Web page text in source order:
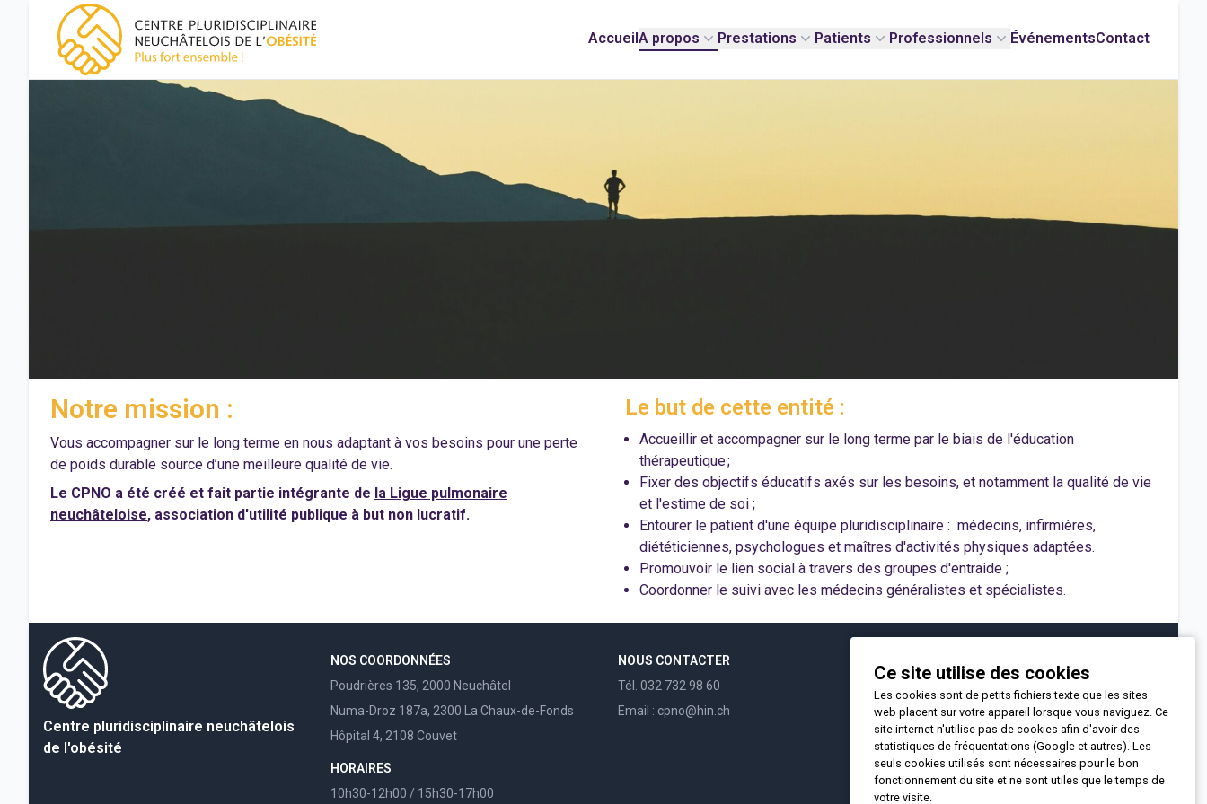
Ce site utilise des cookies
Les cookies sont de petits fichiers texte que les sites
web placent sur votre appareil lorsque vous naviguez. Ce
site internet n'utilise pas de cookies afin d'avoir des
statistiques de fréquentations (Google et autres). Les
seuls cookies utilisés sont nécessaires pour le bon
fonctionnement du site et ne sont utiles que le temps de
votre visite.
CPNO, centre pluridisciplinaire neuchâtelois de l'obésité
AccueilA propos Prestations Patients Professionnels ÉvénementsContact
Notre mission :
Vous accompagner sur le long terme en nous adaptant à vos besoins pour une perte
de poids durable source d’une meilleure qualité de vie.
Le CPNO a été créé et fait partie intégrante de la Ligue pulmonaire
neuchâteloise, association d'utilité publique à but non lucratif.
Le but de cette entité :
Accueillir et accompagner sur le long terme par le biais de l'éducation
thérapeutique ;
Fixer des objectifs éducatifs axés sur les besoins, et notamment la qualité de vie
et l'estime de soi ;
Entourer le patient d'une équipe pluridisciplinaire : médecins, infirmières,
diététiciennes, psychologues et maîtres d'activités physiques adaptées.
Promouvoir le lien social à travers des groupes d'entraide ;
Coordonner le suivi avec les médecins généralistes et spécialistes.
Centre pluridisciplinaire neuchâtelois
de l'obésité
NOS COORDONNÉES
Poudrières 135, 2000 Neuchâtel
Numa-Droz 187a, 2300 La Chaux-de-Fonds
Hôpital 4, 2108 Couvet
HORAIRES
10h30-12h00 / 15h30-17h00
NOUS CONTACTER
Tél. 032 732 98 60
Email : cpno@hin.ch